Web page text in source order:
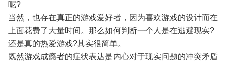
呢?
当然，也存在真正的游戏爱好者，因为喜欢游戏的设计而在
上面花费了大量时间。那么如何判断一个人是在逃避现实?
还是真的热爱游戏?其实很简单。
既然游戏成瘾者的症状表达是内心对于现实问题的冲突矛盾